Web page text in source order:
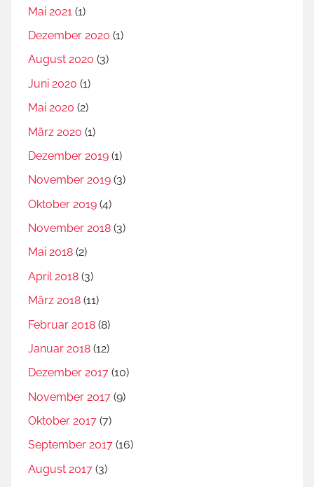
Mai 2021 (1)
Dezember 2020 (1)
August 2020 (3)
Juni 2020 (1)
Mai 2020 (2)
März 2020 (1)
Dezember 2019 (1)
November 2019 (3)
Oktober 2019 (4)
November 2018 (3)
Mai 2018 (2)
April 2018 (3)
März 2018 (11)
Februar 2018 (8)
Januar 2018 (12)
Dezember 2017 (10)
November 2017 (9)
Oktober 2017 (7)
September 2017 (16)
August 2017 (3)